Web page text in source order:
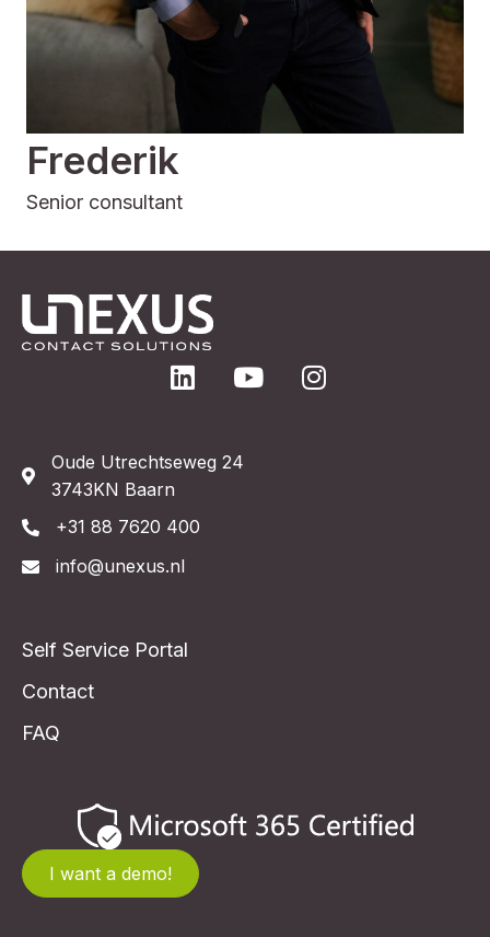
Frederik
Senior consultant
Oude Utrechtseweg 24
3743KN Baarn
+31 88 7620 400
info@unexus.nl
Self Service Portal
Contact
FAQ
I want a demo!